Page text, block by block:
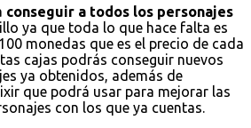
conseguir a todos los personajes
ya que toda lo que hace falta es
monedas que es el precio de cada
cajas podrás conseguir nuevos
ya obtenidos, además de
que podrá usar para mejorar las
con los que ya cuentas.